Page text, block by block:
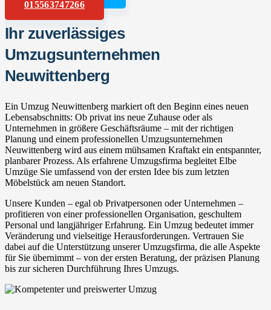
015563747266
Ihr zuverlässiges
Umzugsunternehmen
Neuwittenberg
Ein Umzug Neuwittenberg markiert oft den Beginn eines neuen
Lebensabschnitts: Ob privat ins neue Zuhause oder als
Unternehmen in größere Geschäftsräume – mit der richtigen
Planung und einem professionellen Umzugsunternehmen
Neuwittenberg wird aus einem mühsamen Kraftakt ein entspannter,
planbarer Prozess. Als erfahrene Umzugsfirma begleitet Elbe
Umzüge Sie umfassend von der ersten Idee bis zum letzten
Möbelstück am neuen Standort.
Unsere Kunden – egal ob Privatpersonen oder Unternehmen –
profitieren von einer professionellen Organisation, geschultem
Personal und langjähriger Erfahrung. Ein Umzug bedeutet immer
Veränderung und vielseitige Herausforderungen. Vertrauen Sie
dabei auf die Unterstützung unserer Umzugsfirma, die alle Aspekte
für Sie übernimmt – von der ersten Beratung, der präzisen Planung
bis zur sicheren Durchführung Ihres Umzugs.